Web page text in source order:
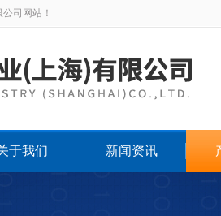
司网站！
于我们 新闻资讯